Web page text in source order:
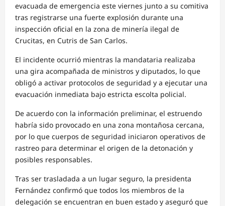
evacuada de emergencia este viernes junto a su comitiva
tras registrarse una fuerte explosión durante una
inspección oficial en la zona de minería ilegal de
Crucitas, en Cutris de San Carlos.
El incidente ocurrió mientras la mandataria realizaba
una gira acompañada de ministros y diputados, lo que
obligó a activar protocolos de seguridad y a ejecutar una
evacuación inmediata bajo estricta escolta policial.
De acuerdo con la información preliminar, el estruendo
habría sido provocado en una zona montañosa cercana,
por lo que cuerpos de seguridad iniciaron operativos de
rastreo para determinar el origen de la detonación y
posibles responsables.
Tras ser trasladada a un lugar seguro, la presidenta
Fernández confirmó que todos los miembros de la
delegación se encuentran en buen estado y aseguró que